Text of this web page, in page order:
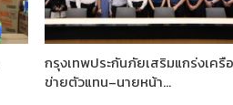
กรุงเทพประกันภัยเสริมแกร่งเครือ
ข่ายตัวแทน–นายหน้า…